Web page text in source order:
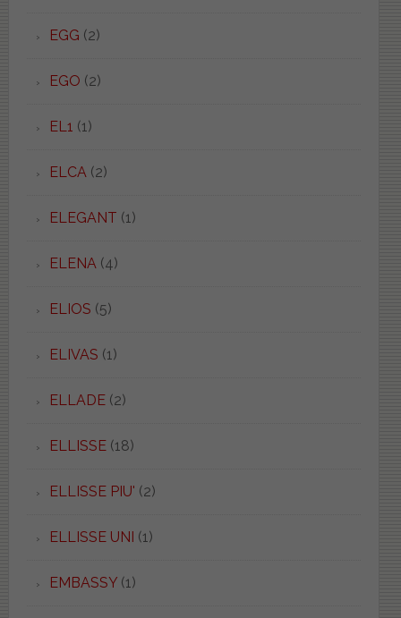
EGG (2)
EGO (2)
EL1 (1)
ELCA (2)
ELEGANT (1)
ELENA (4)
ELIOS (5)
ELIVAS (1)
ELLADE(2)
ELLISSE(18)
ELLISSE PIU' (2)
ELLISSE UNI (1)
EMBASSY(1)